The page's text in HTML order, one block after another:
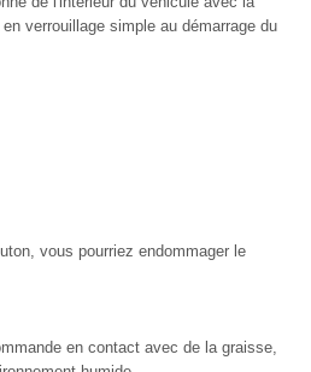
verrouillage simple au démarrage du
vous pourriez endommager le
en contact avec de la graisse,